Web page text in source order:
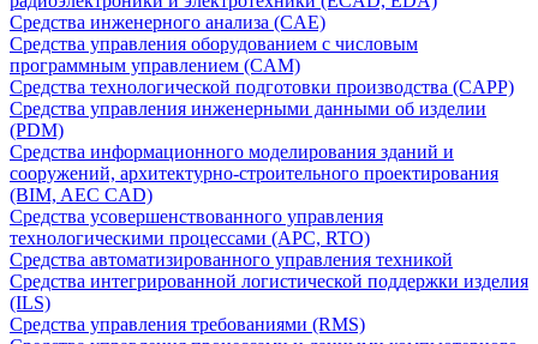
Средства инженерного анализа (CAE)
Средства управления оборудованием с числовым
программным управлением (CAM)
Средства технологической подготовки производства (CAPP)
Средства управления инженерными данными об изделии
(PDM)
Средства информационного моделирования зданий и
сооружений, архитектурно-строительного проектирования
(BIM, AEC CAD)
Средства усовершенствованного управления
технологическими процессами (APC, RTO)
Средства автоматизированного управления техникой
Средства интегрированной логистической поддержки изделия
(ILS)
Средства управления требованиями (RMS)